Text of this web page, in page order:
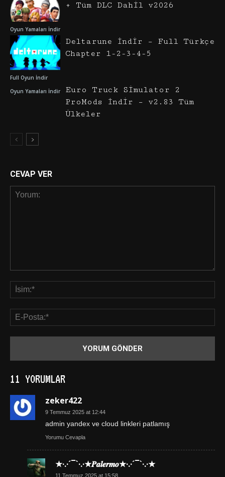
Oyun Yamaları İndir
+ Tüm DLC Dahil v2026
Full Oyun İndir
Deltarune İndir – Full Türkçe
Chapter 1-2-3-4-5
Oyun Yamaları İndir
Euro Truck Simulator 2
ProMods İndir – v2.83 Tüm
Ülkeler
CEVAP VER
11 YORUMLAR
zeker422
9 Temmuz 2025 at 12:44
admin yandex ve cloud linkleri patlamış
Yorumu Cevapla
★·.·´¯`·.·★𝑷𝒂𝒍𝒆𝒓𝒎𝒐★·.·´¯`·.·★
11 Temmuz 2025 at 15:58